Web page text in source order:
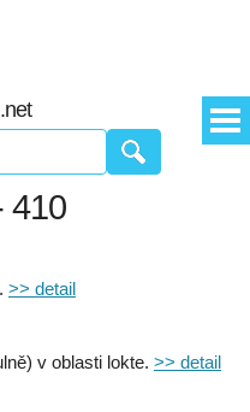
410
>> detail
v oblasti lokte. >> detail